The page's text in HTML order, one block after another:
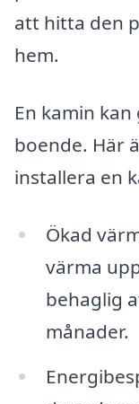
att hitta den
hem.
En kamin
boende. Här
installera en
Ökad
värma
behaglig
månader.